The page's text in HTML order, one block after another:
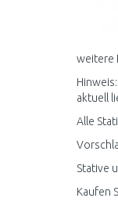
weitere
aktuell
Alle
Stative
Kaufen